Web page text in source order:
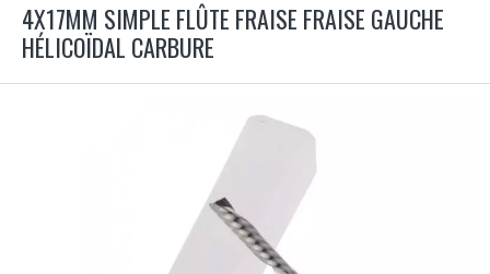
4X17MM SIMPLE FLÛTE FRAISE FRAISE GAUCHE
HÉLICOÏDAL CARBURE